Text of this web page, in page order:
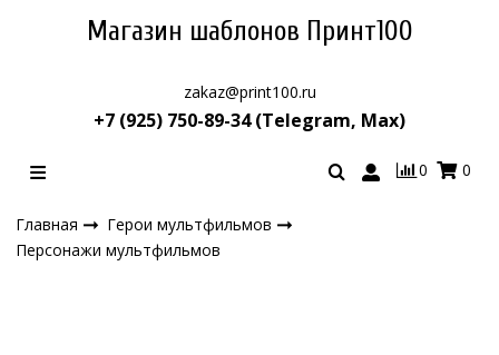
Магазин шаблонов Принт100
zakaz@print100.ru
+7 (925) 750-89-34 (Telegram, Max)
0 0
Главная
Герои мультфильмов
Персонажи мультфильмов